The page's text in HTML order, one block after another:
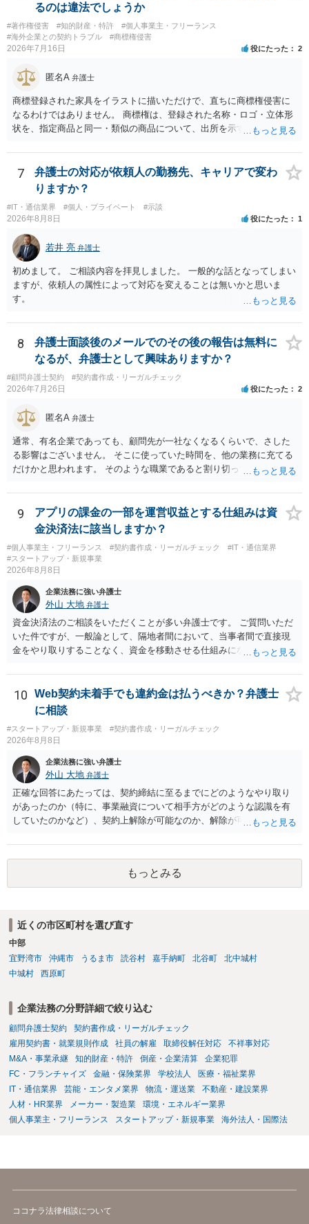
るのは違法でしょうか
#著作権侵害 #知的財産・特許
#個人事業主・フリーランス
#海外企業との契約トラブル
#商標権侵害
2026年7月16日 役にたった 2
匿名A 弁護士
商標登録された家具をイラストに描いただけで、直ちに商標権侵害に
なるわけではありません。 商標権は、登録された名称・ロゴ・立体形
状を、指定商品と同一・類似の商品について、出所を示す表示として
て描くにとどまる場合は、通常、商標権侵害にはなりにくいと考えら
れます。 ただし、家具名や特徴的な形状を商品名・広告に大きく表示
し、公式商品やライセンス商品と誤認させる販売方法であれば、商標
権や不正競争防止法上の問題が生じ得ます。家具のデザインに著作権
が認められる場合は、著作権も別途問題となります。 無料のSNS投稿
やプレゼントでも、著作権侵害は成立し得ます。商標権については、
有料か無料かよりも、商標として使用しているかが重要です。 また、
日本の商標権は原則として日本国内にのみ効力を持ちます。外国で販
売する場合は、販売国の商標・意匠等を確認する必要があります。 他
の作家の例は、許諾を得ている、権利が消滅している、侵害に当たら
ない、又は単に権利行使されていないなど、様々な可能性がありま
す。他人が販売していることだけでは、適法とは判断できません。
7
弁護士の対応が依頼人の勤務先、キャリアで変わ
りますか？
#IT・通信業界 #個人・プライベート #示談
2026年8月8日 役にたった 1
若井 亮 弁護士
初めまして。 ご相談内容を拝見しました。 一般的な話となってしまい
ますが、依頼人の属性によって対応を変えることは無いかと思いま
す。
8
弁護士面談後のメールでのその後の報告は無料に
なるが、弁護士として興味ありますか？
#顧問弁護士契約 #契約書作成・リーガルチェック
2026年7月26日 役にたった 2
匿名A 弁護士
通常、有名企業であっても、顧問先が一社なくなるくらいで、さした
る影響はございません。 そこに使っていた時間を、他の業務に充てる
だけかと思われます。 そのような職業であると割り切ってご相談され
相談者様のご意見が反映されることを、お祈りしております。
9
アプリの課金の一部を運営収益とする仕組みは資
金決済法に該当しますか？
#個人事業主・フリーランス #契約書作成・リーガルチェック
#IT・通信業界
#スタートアップ・新規事業
2026年8月8日
企業法務に強い弁護士
外山 大地 弁護士
資金決済法のご相談をいただくことが多い弁護士です。 ご質問いただ
いた件ですが、一般論として、隔地者間において、当事者間で直接現
金をやり取りすることなく、資金を移動させる仕組みになりますの
も、為替取引に該当し得る場合であっても、いわゆる収納代行とし
て、資金移動業の規制の対象外となる余地があります。 この点につい
ては、単に「利用者から資金を受け取り、寄付団体に送金する」とい
う資金の流れだけで判断することはできず、アプリの仕組みが利用者
と寄付団体をつなぐプラットフォームとしてどのように位置付けられ
るのか、利用者からの支払がどのような性質のものなのか、寄付の意
思決定や寄付のタイミングがどのように設定されているのかなど、具
体的なサービスの座組を踏まえて検討する必要があります。 そのた
め、現在検討されているアプリについて、資金移動業に該当する可能
性があるか、また、該当する場合にどのようなサービス設計にすれば
資金移動業に該当しない形（収納代行など）で運用できるかについて
は、具体的なサービスの仕組みを確認した上で、個別に弁護士へご相
談いただくことをお勧めいたします。
10
Web契約未着手でも違約金は払うべきか？弁護士
に相談
#スタートアップ・新規事業 #契約書作成・リーガルチェック
2026年8月8日
企業法務に強い弁護士
外山 大地 弁護士
正確な回答にあたっては、契約締結に至るまでにどのようなやり取り
があったのか（特に、事業融資について相手方がどのような認識を有
していたのかなど）、契約上解除が可能なのか、解除が可能であると
的な経緯を踏まえて精査する必要がございます。 そのため、事情をお
伺いした上での検討が必要となりますので、個別に弁護士へのご相談
をご検討いただければと存じます。もっとみる
近くの市区町村を選び直す
中部
宜野湾市
沖縄市 うるま市 読谷村 嘉手納町 北谷町
北中城村
中城村
西原町
企業法務の分野詳細で絞り込む
顧問弁護士契約
契約書作成・リーガルチェック
雇用契約書・就業規則作成
社員の解雇 取締役解任対応
不祥事対応
M&A・事業承継
知的財産・特許 倒産・企業清算
企業犯罪
FC・フランチャイズ
金融・保険業界 学校法人
医療・福祉業界
IT・通信業界
芸能・エンタメ業界 物流・運送業
不動産・建設業界
人材・HR業界
メーカー・製造業
環境・エネルギー業界
個人事業主・フリーランス
スタートアップ・新規事業 海外法人・国際法
ココナラ法律相談について